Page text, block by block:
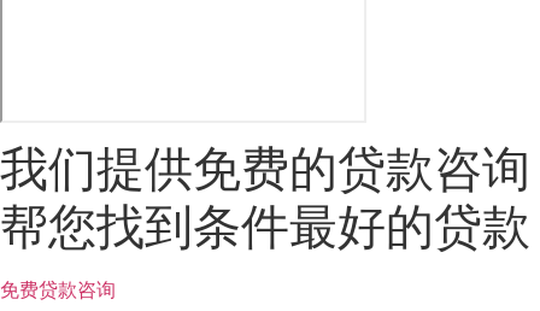
我们提供免费的贷款咨询
帮您找到条件最好的贷款
免费贷款咨询